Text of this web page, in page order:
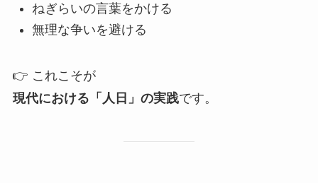
ねぎらいの言葉をかける
無理な争いを避ける
👉 これこそが
現代における「人日」の実践です。